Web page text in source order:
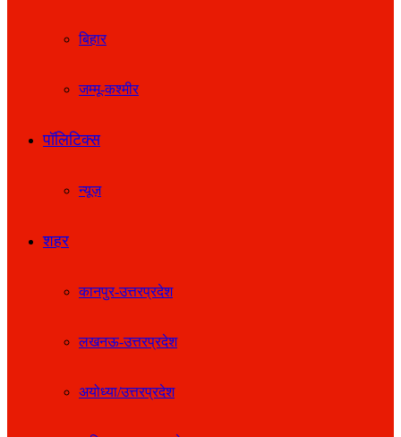
बिहार
जम्मू-कश्मीर
पॉलिटिक्स
न्यूज़
शहर
कानपुर-उत्तरप्रदेश
लखनऊ-उत्तरप्रदेश
अयोध्या/उत्तरप्रदेश